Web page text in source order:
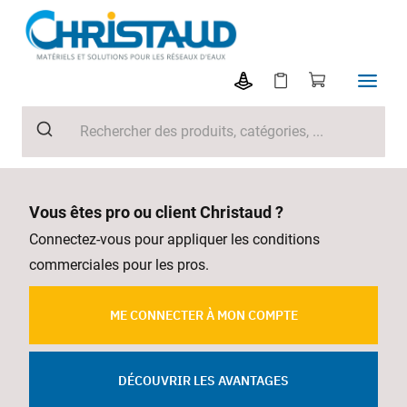
Vous êtes pro ou client Christaud ?
Connectez-vous pour appliquer les conditions
commerciales pour les pros.
ME CONNECTER À MON COMPTE
DÉCOUVRIR LES AVANTAGES